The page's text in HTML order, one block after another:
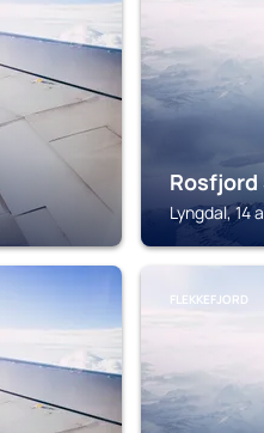
Lyngdal, 14
FLEKKEFJORD